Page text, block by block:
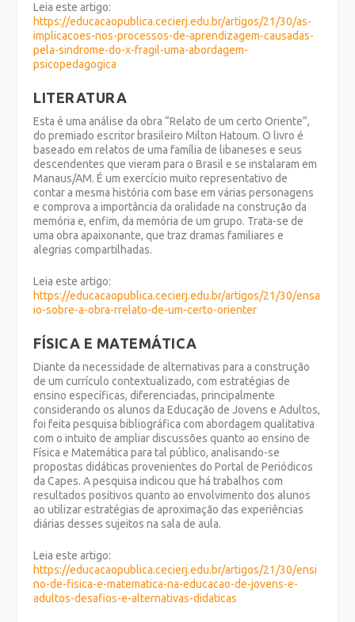
Leia este artigo:
https://educacaopublica.cecierj.edu.br/artigos/21/30/as-
implicacoes-nos-processos-de-aprendizagem-causadas-
pela-sindrome-do-x-fragil-uma-abordagem-
psicopedagogica
LITERATURA
Esta é uma análise da obra “Relato de um certo Oriente”,
do premiado escritor brasileiro Milton Hatoum. O livro é
baseado em relatos de uma família de libaneses e seus
descendentes que vieram para o Brasil e se instalaram em
Manaus/AM. É um exercício muito representativo de
contar a mesma história com base em várias personagens
e comprova a importância da oralidade na construção da
memória e, enfim, da memória de um grupo. Trata-se de
uma obra apaixonante, que traz dramas familiares e
alegrias compartilhadas.
Leia este artigo:
https://educacaopublica.cecierj.edu.br/artigos/21/30/ensa
io-sobre-a-obra-rrelato-de-um-certo-orienter
FÍSICA E MATEMÁTICA
Diante da necessidade de alternativas para a construção
de um currículo contextualizado, com estratégias de
ensino específicas, diferenciadas, principalmente
considerando os alunos da Educação de Jovens e Adultos,
foi feita pesquisa bibliográfica com abordagem qualitativa
com o intuito de ampliar discussões quanto ao ensino de
Física e Matemática para tal público, analisando-se
propostas didáticas provenientes do Portal de Periódicos
da Capes. A pesquisa indicou que há trabalhos com
resultados positivos quanto ao envolvimento dos alunos
ao utilizar estratégias de aproximação das experiências
diárias desses sujeitos na sala de aula.
Leia este artigo:
https://educacaopublica.cecierj.edu.br/artigos/21/30/ensi
no-de-fisica-e-matematica-na-educacao-de-jovens-e-
adultos-desafios-e-alternativas-didaticas